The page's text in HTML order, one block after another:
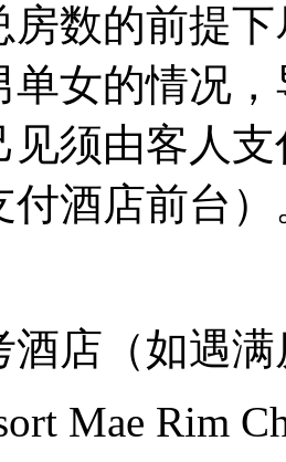
房数的前提
单女的情况
见须由客人
付酒店前台）
酒店（如遇
Mae Rim